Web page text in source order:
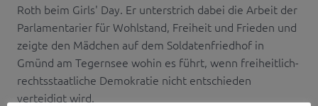
Roth beim Girls' Day. Er unterstrich dabei die Arbeit der
Parlamentarier für Wohlstand, Freiheit und Frieden und
zeigte den Mädchen auf dem Soldatenfriedhof in
Gmünd am Tegernsee wohin es führt, wenn freiheitlich-
rechtsstaatliche Demokratie nicht entschieden
verteidigt wird.